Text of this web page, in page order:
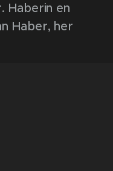
Haberin en
Haber, her